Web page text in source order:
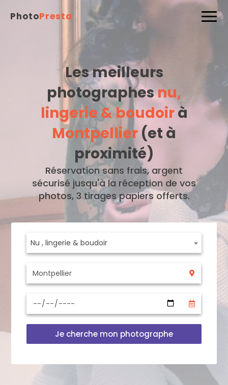
PhotoPresta
Les meilleurs
photographesnu,
lingerie & boudoirà
Montpellier(et à
proximité)
Réservation sans frais, argent
sécurisé jusqu'à la réception de vos
photos, 3 tirages papiers offerts.
Nu , lingerie & boudoir
Je cherche mon photographe